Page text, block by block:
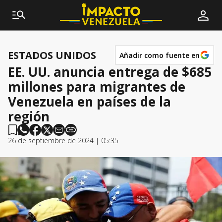
ESTADOS UNIDOS Añadir como fuente en
EE. UU. anuncia entrega de $685
millones para migrantes de
Venezuela en países de la
región
26 de septiembre de 2024 | 05:35